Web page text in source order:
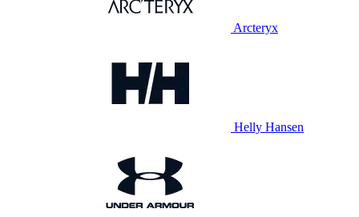
Arcteryx
Helly Hansen